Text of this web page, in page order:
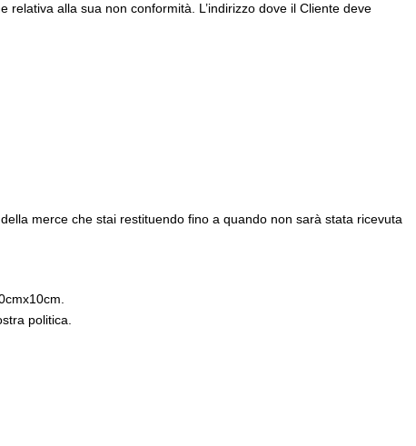
alla sua non conformità. L’indirizzo dove il Cliente deve
merce che stai restituendo fino a quando non sarà stata ricevuta
politica.